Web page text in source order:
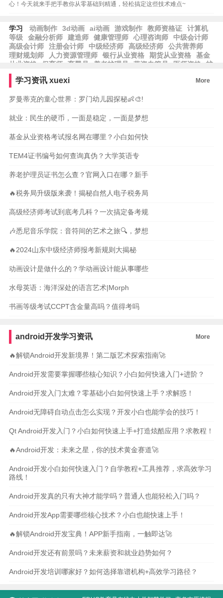
心！今天就来手把手教你从零基础到精通，轻松搞定这些技术难点~
学习 动画制作 3d动画 ai动画 游戏制作 教师资格证
计算机
等级
金融分析师 建造师 健康管理师 心理咨询师
中级会计师
高级会计师
注册会计师 中级经济师 高级经济师
公共营养师
理财规划师
人力资源管理师 银行从业资格 期货从业资格
基金
从业资格
保育师 育婴员 养老护理员 劳资专管员 医师资格
护
士资格
学习资讯 xuexi More
罗曼蒂克的童心世界：罗门幼儿园探秘👶🎨!
就业：民生的硬币，一面是稳定，一面是梦想
基金从业资格考试报名网在哪里？小白如何快
TEM4证书编号如何查询真伪？大学英语专
养老护理员证书怎么查？官网入口在哪？新手
🔥税务局升级版来袭！揭秘自然人电子税务局
高级经济师考试到底考几科？一次搞定备考规
🎶悉尼音乐学院：音符间的艺术之旅🔍，梦想
🔥2024山东中级经济师报考新规则大揭秘
动画设计是做什么的？学动画设计能从事哪些
水母英语：海洋深处的语言艺术|Morph
书画等级考试CCPT含金量高吗？值得考吗
android开发学习资讯 More
🔥解锁Android开发新境界！第二版艺术探索指南🚀
Android开发需要掌握哪些核心知识？小白如何快速入门+进阶？
Android开发入门太难？零基础小白如何快速上手？求解惑！
Android无障碍自动点击怎么实现？开发小白也能学会的技巧！
Qt Android开发入门？小白如何快速上手+打造炫酷应用？求教程！
🔥Android开发：未来之星，你的技术黄金赛道🚀
Android开发小白如何快速入门？自学教程+工具推荐，求高效学习
路线！
Android开发真的只有大神才能学吗？普通人也能轻松入门吗？
Android开发App需要哪些核心技术？小白也能快速上手！
🔥解锁Android开发宝典！APP新手指南，一触即达🚀
Android开发还有前景吗？未来薪资和就业趋势如何？
Android开发培训哪家好？如何选择靠谱机构+高效学习路径？